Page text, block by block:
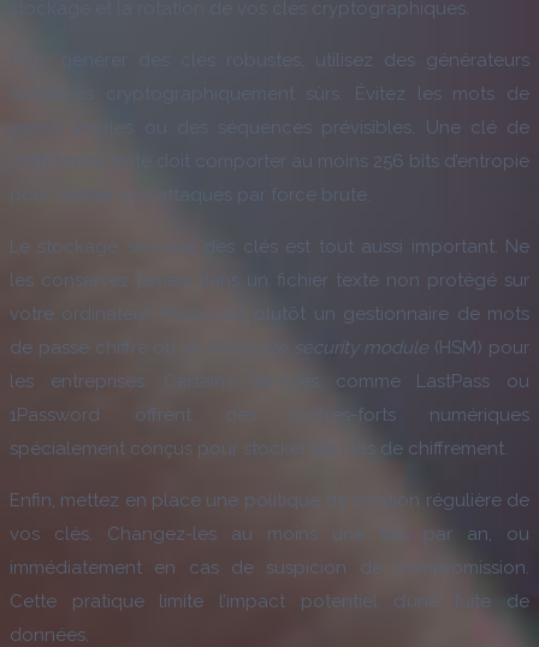
stockage et la rotation de vos clés cryptographiques.
Pour générer des clés robustes, utilisez des générateurs
aléatoires cryptographiquement sûrs. Évitez les mots de
passe simples ou des séquences prévisibles. Une clé de
chiffrement forte doit comporter au moins 256 bits d’entropie
pour résister aux attaques par force brute.
Le stockage sécurisé des clés est tout aussi important. Ne
les conservez jamais dans un fichier texte non protégé sur
votre ordinateur. Privilégiez plutôt un gestionnaire de mots
de passe chiffré ou un
hardware security module (HSM) pour
les entreprises. Certains services comme LastPass ou
1Password offrent des coffres-forts numériques
spécialement conçus pour stocker les clés de chiffrement.
Enfin, mettez en place une politique de rotation régulière de
vos clés. Changez-les au moins une fois par an, ou
immédiatement en cas de suspicion de compromission.
Cette pratique limite l’impact potentiel d’une fuite de
données.